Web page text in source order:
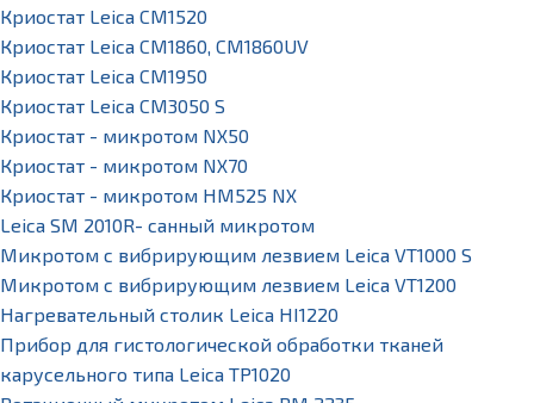
Криостат Leica CM1520
Криостат Leica CM1860, CM1860UV
Криостат Leica CM1950
Криостат Leica CM3050 S
Криостат - микротом NX50
Криостат - микротом NX70
Криостат - микротом HM525 NX
Leica SM 2010R- санный микротом
Микротом с вибрирующим лезвием Leica VT1000 S
Микротом с вибрирующим лезвием Leica VT1200
Нагревательный столик Leica HI1220
Прибор для гистологической обработки тканей
карусельного типа Leica TP1020